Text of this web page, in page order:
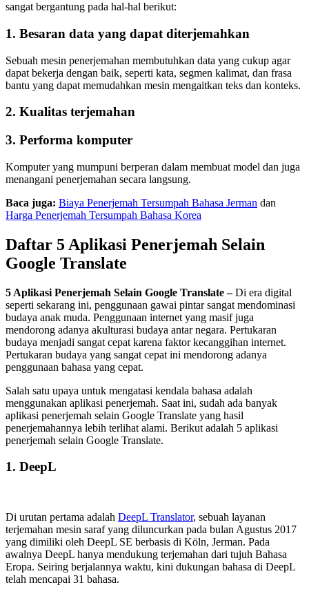
sangat bergantung pada hal-hal berikut:
1. Besaran data yang dapat diterjemahkan
Sebuah mesin penerjemahan membutuhkan data yang cukup agar
dapat bekerja dengan baik, seperti kata, segmen kalimat, dan frasa
bantu yang dapat memudahkan mesin mengaitkan teks dan konteks.
2. Kualitas terjemahan
3. Performa komputer
Komputer yang mumpuni berperan dalam membuat model dan juga
menangani penerjemahan secara langsung.
Baca juga: Biaya Penerjemah Tersumpah Bahasa Jerman dan
Harga Penerjemah Tersumpah Bahasa Korea
Daftar 5 Aplikasi Penerjemah Selain
Google Translate
5 Aplikasi Penerjemah Selain Google Translate –Di era digital
seperti sekarang ini, penggunaan gawai pintar sangat mendominasi
budaya anak muda. Penggunaan internet yang masif juga
mendorong adanya akulturasi budaya antar negara. Pertukaran
budaya menjadi sangat cepat karena faktor kecanggihan internet.
Pertukaran budaya yang sangat cepat ini mendorong adanya
penggunaan bahasa yang cepat.
Salah satu upaya untuk mengatasi kendala bahasa adalah
menggunakan aplikasi penerjemah. Saat ini, sudah ada banyak
aplikasi penerjemah selain Google Translate yang hasil
penerjemahannya lebih terlihat alami. Berikut adalah 5 aplikasi
penerjemah selain Google Translate.
1. DeepL
Di urutan pertama adalah DeepL Translator, sebuah layanan
terjemahan mesin saraf yang diluncurkan pada bulan Agustus 2017
yang dimiliki oleh DeepL SE berbasis di Köln, Jerman. Pada
awalnya DeepL hanya mendukung terjemahan dari tujuh Bahasa
Eropa. Seiring berjalannya waktu, kini dukungan bahasa di DeepL
telah mencapai 31 bahasa.